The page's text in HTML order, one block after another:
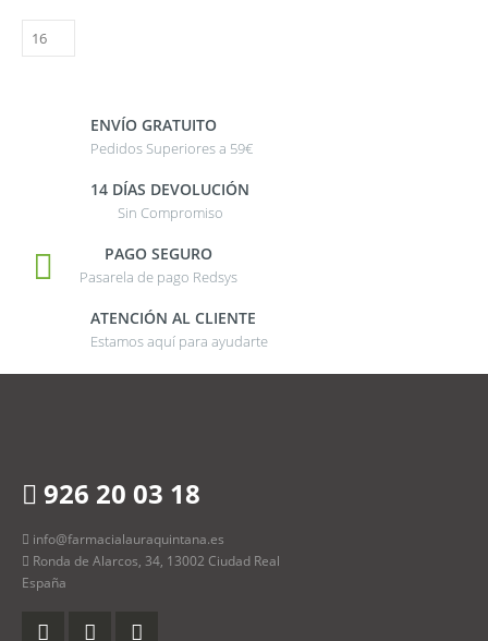
ENVÍO GRATUITO
Pedidos Superiores a 59€
14 DÍAS DEVOLUCIÓN
Sin Compromiso
PAGO SEGURO
Pasarela de pago Redsys
ATENCIÓN AL CLIENTE
Estamos aquí para ayudarte
926 20 03 18
info@farmacialauraquintana.es
Ronda de Alarcos, 34, 13002 Ciudad Real
España